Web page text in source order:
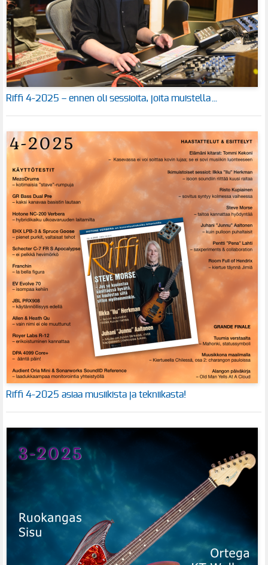
Riffi 4-2025 – ennen oli sessioita, joita muistella…
Riffi 4-2025 asiaa musiikista ja tekniikasta!